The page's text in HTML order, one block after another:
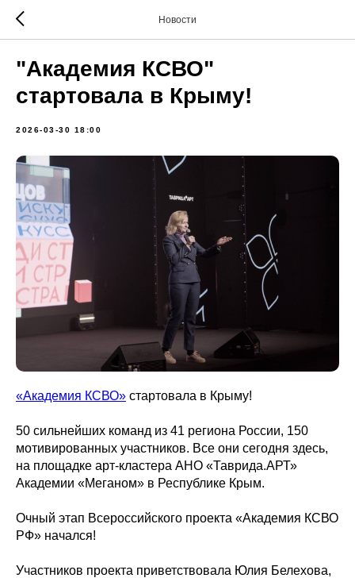
Новости
"Академия КСВО"
стартовала в Крыму!
2026-03-30 18:00
«Академия КСВО» стартовала в Крыму!
50 сильнейших команд из 41 региона России, 150
мотивированных участников. Все они сегодня здесь,
на площадке арт-кластера АНО «Таврида.АРТ»
Академии «Меганом» в Республике Крым.
Очный этап Всероссийского проекта «Академия КСВО
РФ» начался!
Участников проекта приветствовала Юлия Белехова,